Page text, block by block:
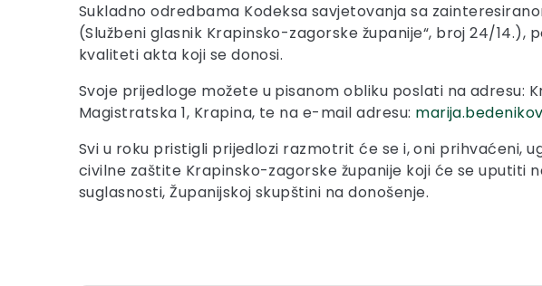
Sukladno odredbama Kodeksa savjetovanja sa
(Službeni glasnik Krapinsko-zagorske županije“, broj 24/
kvaliteti akta koji se donosi.
Svoje prijedloge možete u pisanom obliku poslati na adresu:
Magistratska 1, Krapina, te na e-mail adresu:
Svi u roku pristigli prijedlozi razmotrit će se i, oni prihvaćeni,
civilne zaštite Krapinsko-zagorske županije koji će se uputiti
suglasnosti, Županijskoj skupštini na donošenje.